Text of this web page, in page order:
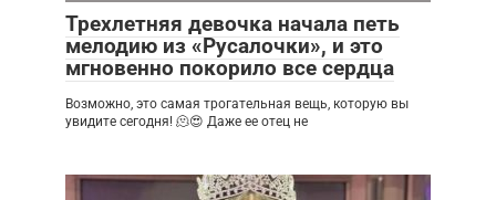
Трехлетняя девочка начала петь
мелодию из «Русалочки», и это
мгновенно покорило все сердца
Возможно, это самая трогательная вещь, которую вы
увидите сегодня! 🫠😍 Даже ее отец не